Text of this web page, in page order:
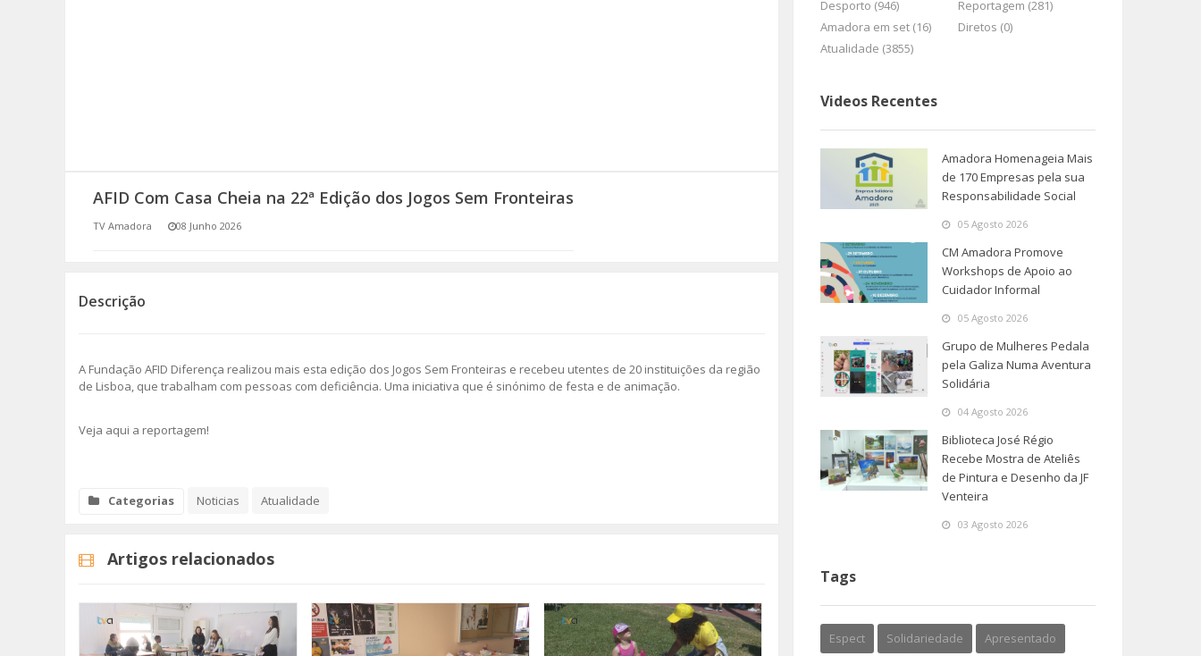
(RE) PENSAMENTOS
AFID Com Casa Cheia na 22ª Edição dos Jogos Sem Fronteiras
TV Amadora 08 Junho 2026
Descrição
A Fundação AFID Diferença realizou mais esta edição dos Jogos Sem Fronteiras e recebeu utentes de 20 instituições da região
de Lisboa, que trabalham com pessoas com deficiência. Uma iniciativa que é sinónimo de festa e de animação.
Veja aqui a reportagem!
Categorias Noticias Atualidade
Artigos relacionados
Desporto (946)
Reportagem (281)
Amadora em set (16)
Diretos (0)
Atualidade (3855)
Videos Recentes
Amadora Homenageia Mais
de 170 Empresas pela sua
Responsabilidade Social
05 Agosto 2026
CM Amadora Promove
Workshops de Apoio ao
Cuidador Informal
05 Agosto 2026
Grupo de Mulheres Pedala
pela Galiza Numa Aventura
Solidária
04 Agosto 2026
Biblioteca José Régio
Recebe Mostra de Ateliês
de Pintura e Desenho da JF
Venteira
03 Agosto 2026
Tags
Espect Solidariedade Apresentado